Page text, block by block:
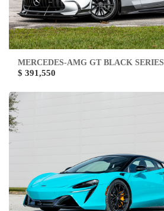
MERCEDES-AMG GT BLACK SERIES
$ 391,550